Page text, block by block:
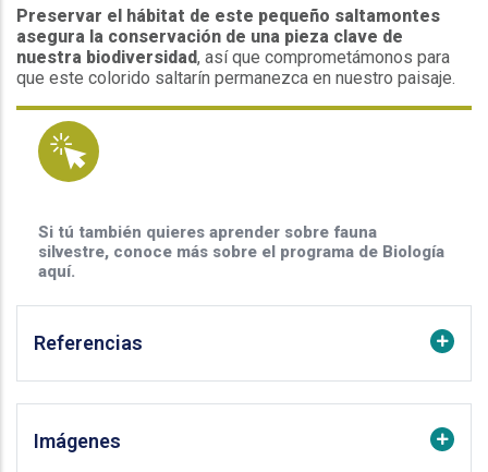
Preservar el hábitat de este pequeño saltamontes
asegura la conservación de una pieza clave de
nuestra biodiversidad, así que comprometámonos para
que este colorido saltarín permanezca en nuestro paisaje.
Si tú también quieres aprender sobre fauna
silvestre, conoce más sobre el programa de Biología
aquí.
Referencias
Imágenes